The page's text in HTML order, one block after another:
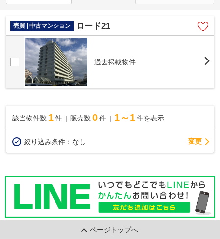
売買 | 中古マンション ロード21
過去掲載物件
該当物件数 1件 販売数 0 件 1～1 件を表示
絞り込み条件： なし 変更
ページトップへ